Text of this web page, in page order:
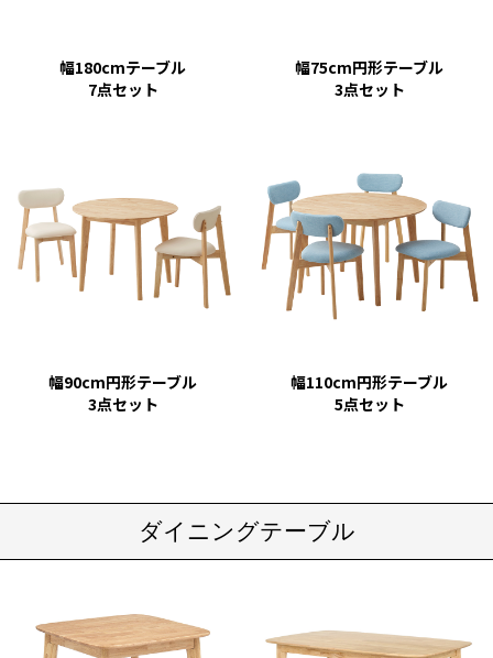
幅180cmテーブル
7点セット
幅75cm円形テーブル
3点セット
幅90cm円形テーブル
3点セット
幅110cm円形テーブル
5点セット
ダイニングテーブル